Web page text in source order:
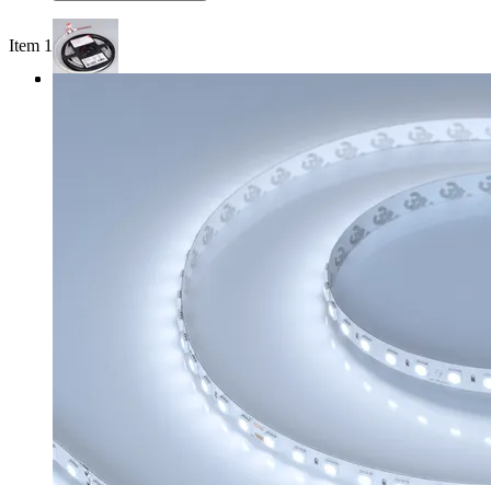
Item 1 of 3